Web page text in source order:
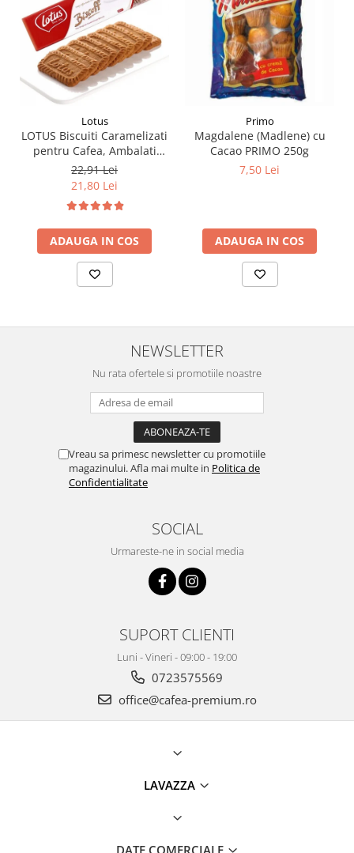
Lotus
LOTUS Biscuiti Caramelizati
pentru Cafea, Ambalati
Individual 50buc 312.5g
22,91 Lei
21,80 Lei
ADAUGA IN COS
Primo
Magdalene (Madlene) cu
Cacao PRIMO 250g
7,50 Lei
ADAUGA IN COS
NEWSLETTER
Nu rata ofertele si promotiile noastre
Vreau sa primesc newsletter cu promotiile
magazinului. Afla mai multe in Politica de
Confidentialitate
SOCIAL
Urmareste-ne in social media
SUPORT CLIENTI
Luni - Vineri - 09:00 - 19:00
0723575569
office@cafea-premium.ro
LAVAZZA
DATE COMERCIALE